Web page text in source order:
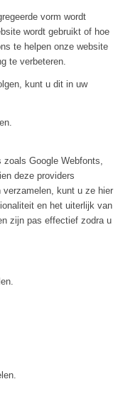
vorm wordt
wordt gebruikt of hoe
te helpen onze website
te verbeteren.
kunt u dit in uw
Google Webfonts,
deze providers
kunt u ze hier
en het uiterlijk van
zijn pas effectief zodra u